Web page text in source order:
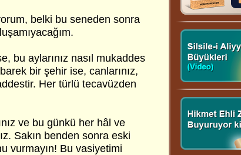
belki bu seneden sonra
bu aylarınız nasıl mukaddes
bir şehir ise, canlarınız,
Her türlü tecavüzden
ve bu günkü her hâl ve
Sakın benden sonra eski
vurmayın! Bu vasiyetimi